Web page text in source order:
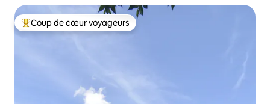
Coups de cœur voyageurs les plus appréciés
Coup de cœur voyageurs